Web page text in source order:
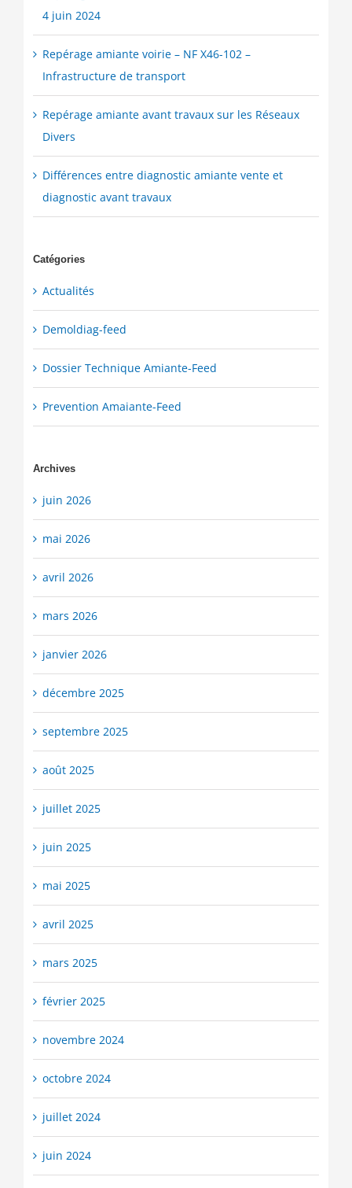
4 juin 2024
Repérage amiante voirie – NF X46-102 –
Infrastructure de transport
Repérage amiante avant travaux sur les Réseaux
Divers
Différences entre diagnostic amiante vente et
diagnostic avant travaux
Catégories
Actualités
Demoldiag-feed
Dossier Technique Amiante-Feed
Prevention Amaiante-Feed
Archives
juin 2026
mai 2026
avril 2026
mars 2026
janvier 2026
décembre 2025
septembre 2025
août 2025
juillet 2025
juin 2025
mai 2025
avril 2025
mars 2025
février 2025
novembre 2024
octobre 2024
juillet 2024
juin 2024